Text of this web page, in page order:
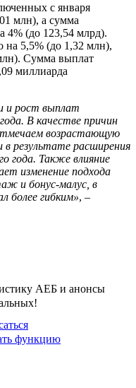
с января
млн), а сумма
4% (до 123,54 млрд).
на 5,5% (до 1,32 млн),
Сумма выплат
миллиарда
и рост выплат
В качестве причин
возрастающую
результате расширения
года. Также влияние
изменение подхода
и бонус-малус, в
более гибким», –
АЕБ и анонсы